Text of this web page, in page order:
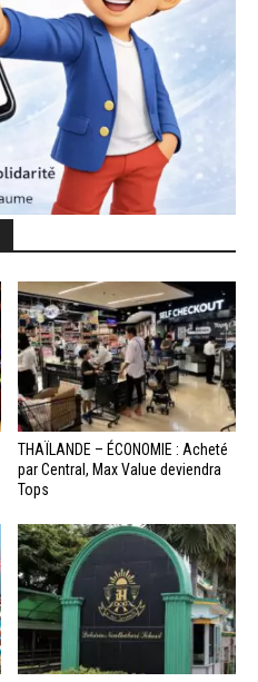
THAÏLANDE – ÉCONOMIE : Acheté
par Central, Max Value deviendra
Tops